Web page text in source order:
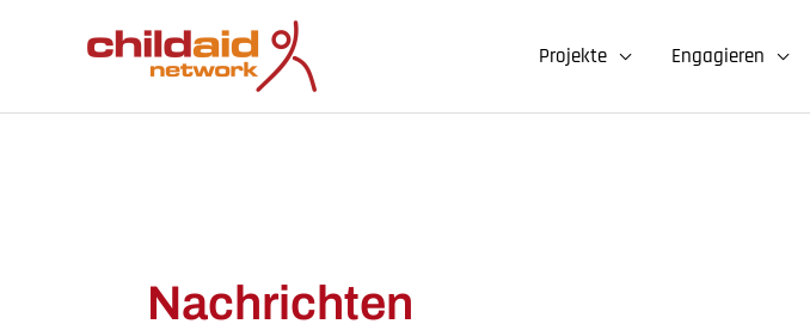
Projekte Engagieren
Nachrichten